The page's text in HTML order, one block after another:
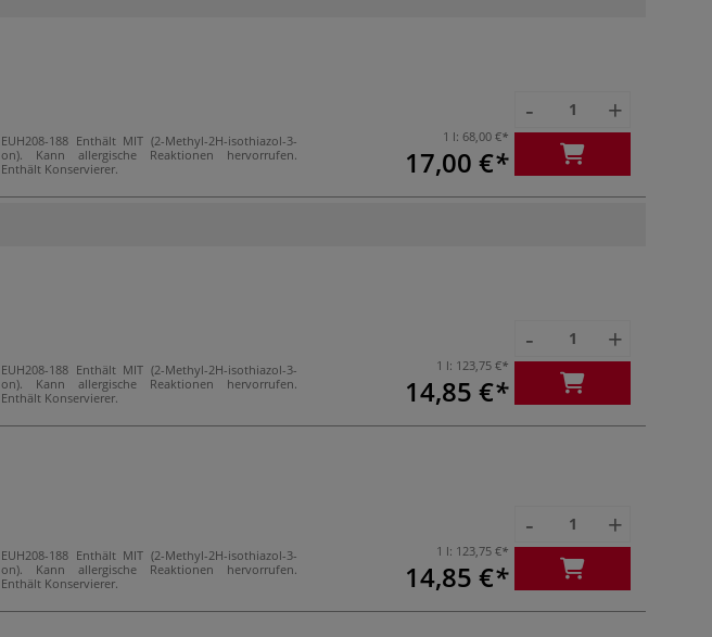
EUH208-188 Enthält MIT (2-Methyl-2H-isothiazol-3-
on). Kann allergische Reaktionen hervorrufen.
Enthält Konservierer.
1 l:68,00 €
17,00 €
- +
EUH208-188 Enthält MIT (2-Methyl-2H-isothiazol-3-
on). Kann allergische Reaktionen hervorrufen.
Enthält Konservierer.
1 l: 123,75 €
14,85 €
- +
EUH208-188 Enthält MIT (2-Methyl-2H-isothiazol-3-
on). Kann allergische Reaktionen hervorrufen.
Enthält Konservierer.
1 l: 123,75 €
14,85 €
- +